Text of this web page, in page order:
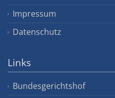
Impressum
Datenschutz
Links
Bundesgerichtshof